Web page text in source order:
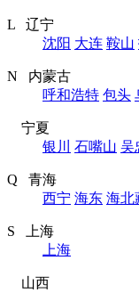
L 辽宁
沈阳 大连 鞍山
N 内蒙古
呼和浩特 包头
宁夏
银川
石嘴山 吴
Q 青海
西宁 海东 海北
S 上海
上海
山西